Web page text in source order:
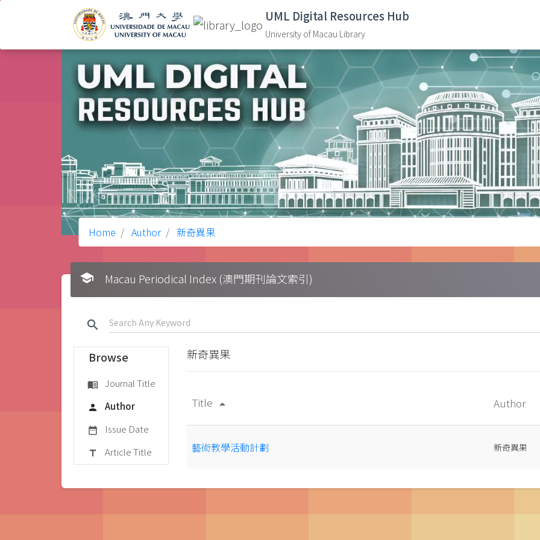
UML Digital Resources Hub
University of Macau Library
Home Author 新奇異果
school Macau Periodical Index (澳門期刊論文索引)
search
Browse
menu_book Journal Title
person Author
date_range Issue Date
title Article Title
新奇異果
Title arrow_drop_up Author
藝術教學活動計劃 新奇異果